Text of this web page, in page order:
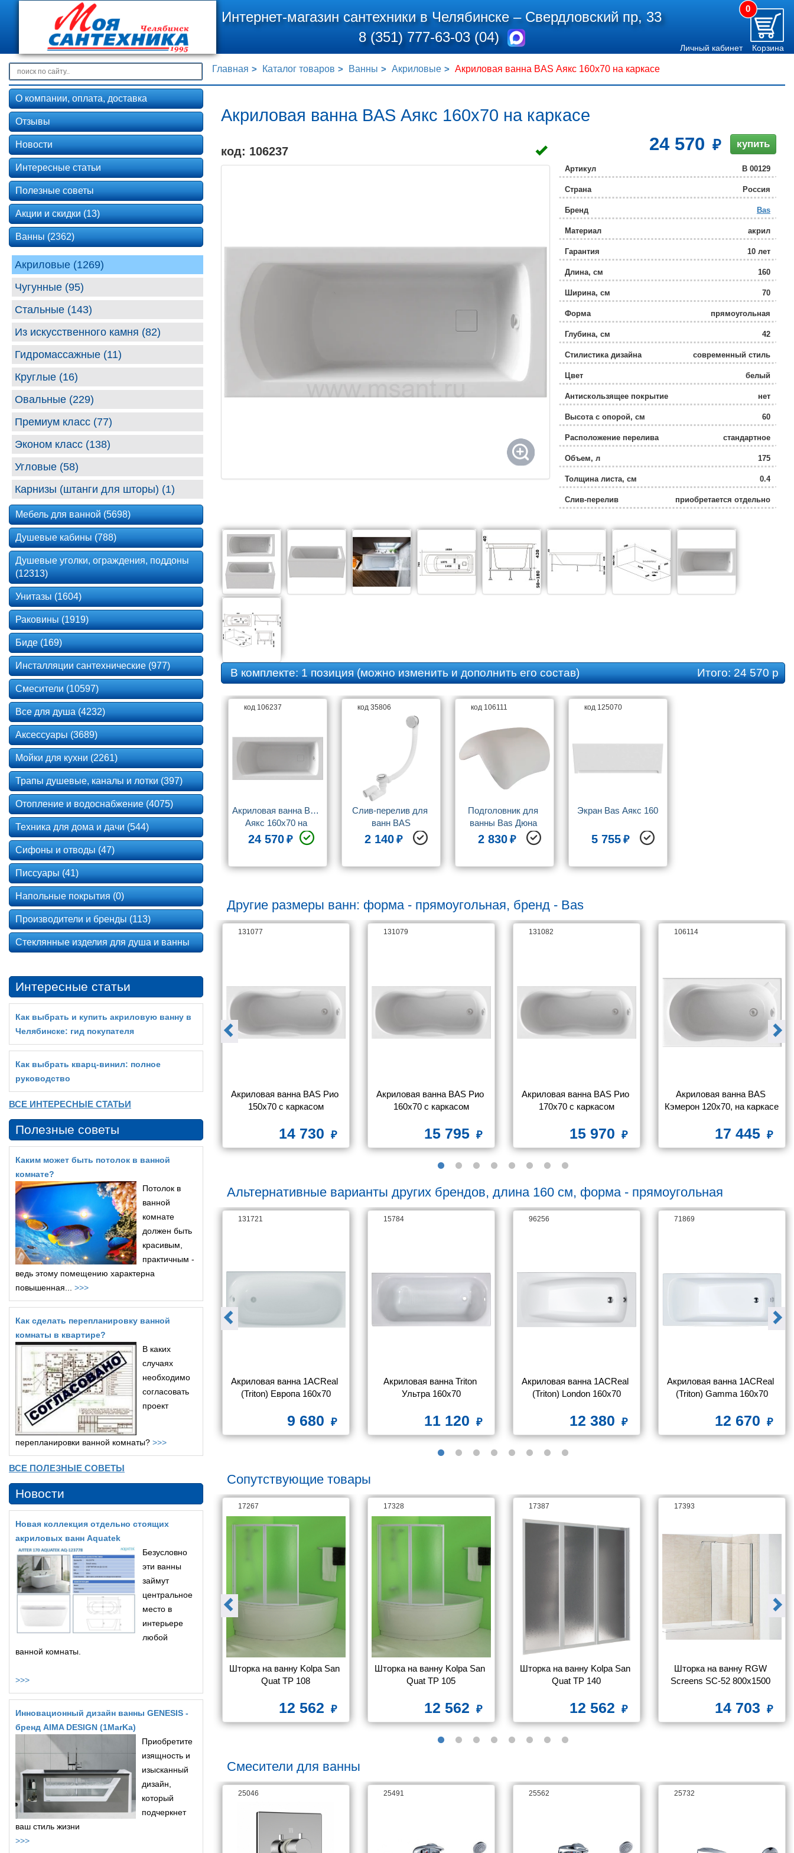
Интернет-магазин сантехники в Челябинске –Свердловский пр, 33
8 (351) 777-63-03 (04)
0
Личный кабинет Корзина
Главная Каталог товаров Ванны Акриловые Акриловая ванна BAS Аякс 160x70 на каркасе
Акриловая ванна BAS Аякс 160x70 на каркасе
код: 106237 24 570 купить
Артикул В 00129
Страна Россия
Бренд Bas
Материал акрил
Гарантия 10 лет
Длина, см 160
Ширина, см 70
Форма прямоугольная
Глубина, см 42
Стилистика дизайна современный стиль
Цвет белый
Антискользящее покрытие нет
Высота с опорой, см 60
Расположение перелива стандартное
Объем, л 175
Толщина листа, см 0.4
Слив-перелив приобретается отдельно
В комплекте:1 позиция(можно изменить и дополнить его состав) Итого:24 570 р
код 106237
Акриловая ванна BAS
Аякс 160x70 на
каркасе
24 570
код 35806
Слив-перелив для
ванн BAS
2 140
код 106111
Подголовник для
ванны Bas Дюна
белый
2 830
код 125070
Экран Bas Аякс 160
5 755
Другие размеры ванн: форма - прямоугольная, бренд - Bas
BAS Тесса
105
15255
Акриловая ванна BAS Ибица
150х70, на каркасе
131077
Акриловая ванна BAS Рио
150х70 с каркасом
14 730
131079
Акриловая ванна BAS Рио
160х70 с каркасом
15 795
131082
Акриловая ванна BAS Рио
170х70 с каркасом
15 970
106114
Акриловая ванна BAS
Кэмерон 120x70, на каркасе
17 445
Альтернативные варианты других брендов, длина 160 см, форма - прямоугольная
1ACReal
160x70
410
16644
Акриловая ванна Aquatek
Мия 160x70 без
фронтального экрана, без
гидромассажа, без
опоры(каркаса)
131721
Акриловая ванна 1ACReal
(Triton) Европа 160x70
9 680
15784
Акриловая ванна Triton
Ультра 160x70
11 120
96256
Акриловая ванна 1ACReal
(Triton) London 160х70
12 380
71869
Акриловая ванна 1ACReal
(Triton) Gamma 160x70
12 670
Сопутствующие товары
R
724
18789
150*150*140 ТW белый,
18 200
17267
Шторка на ванну Kolpa San
Quat TP 108
12 562
17328
Шторка на ванну Kolpa San
Quat TP 105
12 562
17387
Шторка на ванну Kolpa San
Quat TP 140
12 562
17393
Шторка на ванну RGW
Screens SC-52 800x1500
14 703
Смесители для ванны
26063 25046 25491 25562 25732
О компании, оплата, доставка
Отзывы
Новости
Интересные статьи
Полезные советы
Акции и скидки (13)
Ванны (2362)
Акриловые (1269)
Чугунные (95)
Стальные (143)
Из искусственного камня (82)
Гидромассажные (11)
Круглые (16)
Овальные (229)
Премиум класс (77)
Эконом класс (138)
Угловые (58)
Карнизы (штанги для шторы) (1)
Мебель для ванной (5698)
Душевые кабины (788)
Душевые уголки, ограждения, поддоны
(12313)
Унитазы (1604)
Раковины (1919)
Биде (169)
Инсталляции сантехнические (977)
Смесители (10597)
Все для душа (4232)
Аксессуары (3689)
Мойки для кухни (2261)
Трапы душевые, каналы и лотки (397)
Отопление и водоснабжение (4075)
Техника для дома и дачи (544)
Сифоны и отводы (47)
Писсуары (41)
Напольные покрытия (0)
Производители и бренды (113)
Стеклянные изделия для душа и ванны
Интересные статьи
Как выбрать и купить акриловую ванну в
Челябинске: гид покупателя
Как выбрать кварц‑винил: полное
руководство
ВСЕ ИНТЕРЕСНЫЕ СТАТЬИ
Полезные советы
Каким может быть потолок в ванной
комнате?
Потолок в
ванной
комнате
должен быть
красивым,
практичным -
ведь этому помещению характерна
повышенная... >>>
Как сделать перепланировку ванной
комнаты в квартире?
В каких
случаях
необходимо
согласовать
проект
перепланировки ванной комнаты? >>>
ВСЕ ПОЛЕЗНЫЕ СОВЕТЫ
Новости
Новая коллекция отдельно стоящих
акриловых ванн Aquatek
Безусловно
эти ванны
займут
центральное
место в
интерьере
любой
ванной комнаты.
>>>
Инновационный дизайн ванны GENESIS -
бренд AIMA DESIGN (1MarKa)
Приобретите
изящность и
изысканный
дизайн,
который
подчеркнет
ваш стиль жизни
>>>